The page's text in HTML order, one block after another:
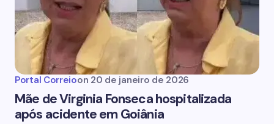
Portal Correioon 20 de janeiro de 2026
Mãe de Virginia Fonseca hospitalizada
após acidente em Goiânia